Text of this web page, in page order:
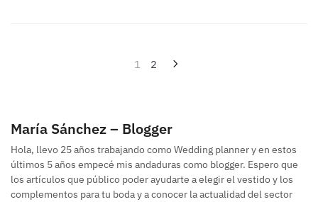
entradas
1 2
María Sánchez – Blogger
Hola, llevo 25 años trabajando como Wedding planner y en estos
últimos 5 años empecé mis andaduras como blogger. Espero que
los artículos que público poder ayudarte a elegir el vestido y los
complementos para tu boda y a conocer la actualidad del sector